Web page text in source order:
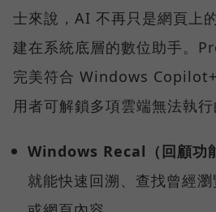
士來說，AI 不再只是網頁上
建在系統底層的數位助手。
完美符合 Windows
用者可解鎖多項雲端無法執行
Windows Recal（回顧功
就能快速回溯、查找曾經